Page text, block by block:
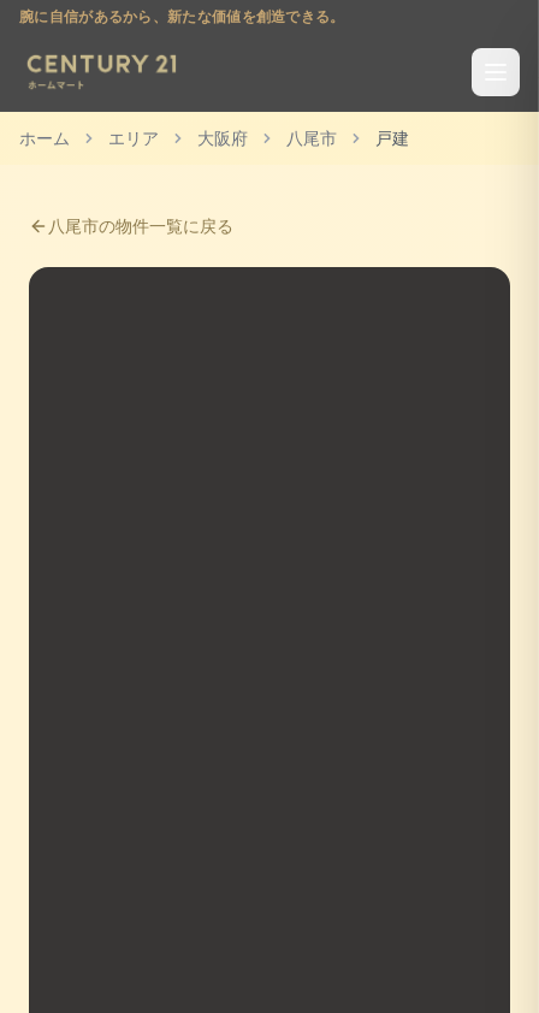
腕に自信があるから、新たな価値を創造できる。
ホーム エリア 大阪府 八尾市 戸建
八尾市の物件一覧に戻る